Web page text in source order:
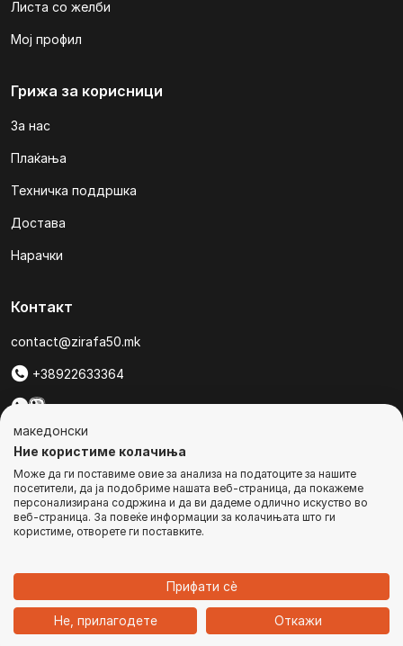
Дома Категории Најавете се
Листа со желби
Мој профил
Грижа за корисници
За нас
Плаќања
Техничка поддршка
Достава
Нарачки
Контакт
contact@zirafa50.mk
+38922633364
b2b@zirafa50.mk
Jадранска Магистрала 86, Skopje, North Macedonia
© Сите права се задржани
македонски
Ние користиме колачиња
Може да ги поставиме овие за анализа на податоците за нашите
посетители, да ја подобриме нашата веб-страница, да покажеме
персонализирана содржина и да ви дадеме одлично искуство во
веб-страница. За повеќе информации за колачињата што ги
користиме, отворете ги поставките.
Прифати сѐ
Не, прилагодете Откажи